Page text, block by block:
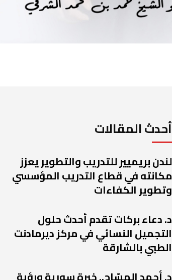
أحدث المقالات
لندن بريميير للتدريب والتطوير يعزز
مكانته في قطاع التدريب المؤسسي
وتطوير الكفاءات
د. دعاء بركات تقدم أحدث حلول
التجميل النسائي في مركز ديرمادنت
الطبي بالشارقة